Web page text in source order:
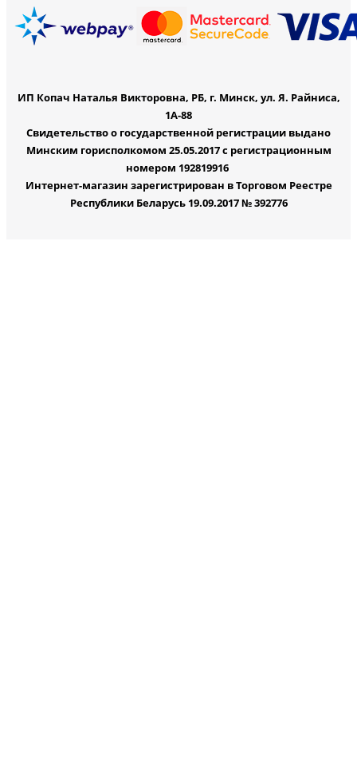
ИП Копач Наталья Викторовна, РБ, г. Минск, ул. Я. Райниса,
1А-88
Свидетельство о государственной регистрации выдано
Минским горисполкомом 25.05.2017 с регистрационным
номером 192819916
Интернет-магазин зарегистрирован в Торговом Реестре
Республики Беларусь 19.09.2017 № 392776